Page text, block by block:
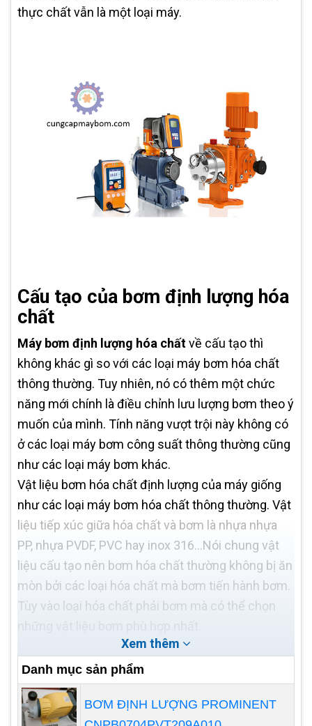
thực chất vẫn là một loại máy.
Cấu tạo của bơm định lượng hóa
chất
Máy bơm định lượng hóa chấtvề cấu tạo thì
không khác gì so với các loại máy bơm hóa chất
thông thường. Tuy nhiên, nó có thêm một chức
năng mới chính là điều chỉnh lưu lượng bơm theo ý
muốn của mình. Tính năng vượt trội này không có
ở các loại máy bơm công suất thông thường cũng
như các loại máy bơm khác.
Vật liệu bơm hóa chất định lượng của máy giống
như các loại máy bơm hóa chất thông thường. Vật
liệu tiếp xúc giữa hóa chất và bơm là nhựa nhựa
PP, nhựa PVDF, PVC hay inox 316…Nói chung vật
liệu cấu tạo nên bơm hóa chất thường không bị ăn
mòn bởi các loại hóa chất mà bơm tiến hành bơm.
Tùy vào loại hóa chất phải bơm mà có thể chọn
Nguyên lý hoạt động của bơm
định lượng hóa chất
Xem thêm
Danh mục sản phẩm
BƠM ĐỊNH LƯỢNG PROMINENT